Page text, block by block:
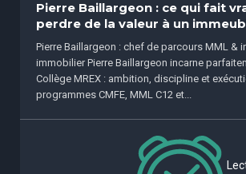
Pierre Baillargeon : ce qui fait
perdre de la valeur à un
Pierre Baillargeon : chef de parcours MML &
immobilier Pierre Baillargeon incarne
Collège MREX : ambition, discipline et
programmes CMFE, MML C12 et...